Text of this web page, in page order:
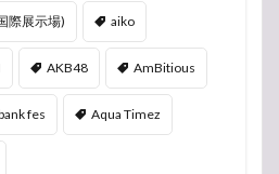
際展示場) aiko
AKB48 AmBitious
fes Aqua Timez